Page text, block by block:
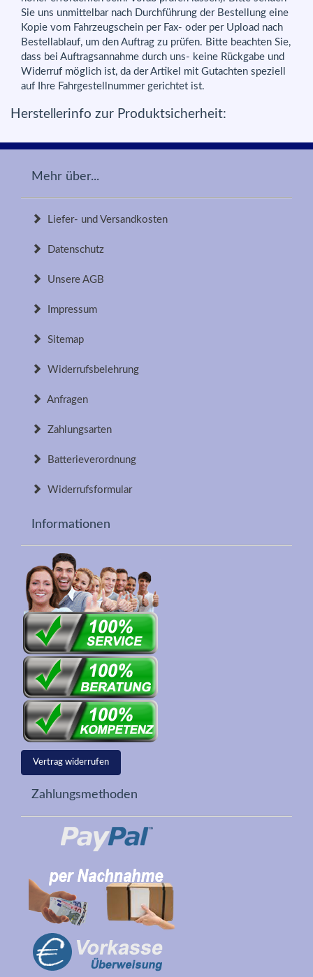
Sie uns unmittelbar nach Durchführung der Bestellung eine
Kopie vom Fahrzeugschein per Fax- oder per Upload nach
Bestellablauf, um den Auftrag zu prüfen. Bitte beachten Sie,
dass bei Auftragsannahme durch uns- keine Rückgabe und
Widerruf möglich ist, da der Artikel mit Gutachten speziell
auf Ihre Fahrgestellnummer gerichtet ist.
Herstellerinfo zur Produktsicherheit:
Mehr über...
Liefer- und Versandkosten
Datenschutz
Unsere AGB
Impressum
Sitemap
Widerrufsbelehrung
Anfragen
Zahlungsarten
Batterieverordnung
Widerrufsformular
Informationen
Vertrag widerrufen
Zahlungsmethoden